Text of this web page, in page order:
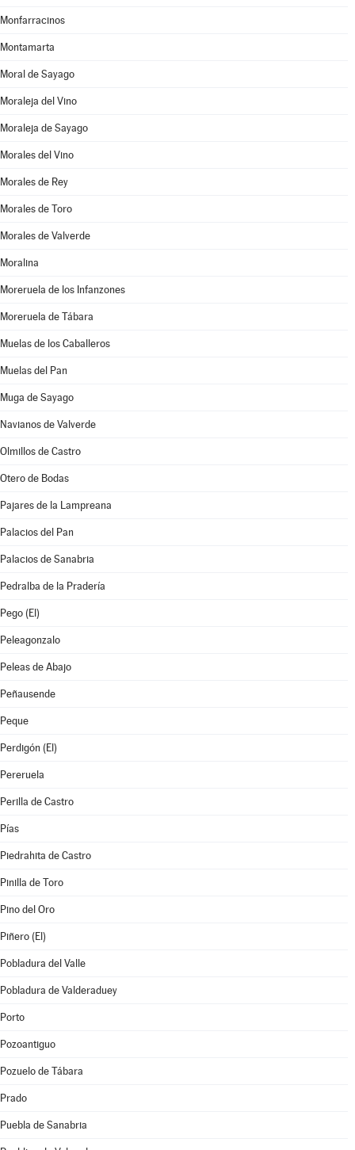
Monfarracinos
Montamarta
Moral de Sayago
Moraleja del Vino
Moraleja de Sayago
Morales del Vino
Morales de Rey
Morales de Toro
Morales de Valverde
Moralina
Moreruela de los Infanzones
Moreruela de Tábara
Muelas de los Caballeros
Muelas del Pan
Muga de Sayago
Navianos de Valverde
Olmillos de Castro
Otero de Bodas
Pajares de la Lampreana
Palacios del Pan
Palacios de Sanabria
Pedralba de la Pradería
Pego (El)
Peleagonzalo
Peleas de Abajo
Peñausende
Peque
Perdigón (El)
Pereruela
Perilla de Castro
Pías
Piedrahita de Castro
Pinilla de Toro
Pino del Oro
Piñero (El)
Pobladura del Valle
Pobladura de Valderaduey
Porto
Pozoantiguo
Pozuelo de Tábara
Prado
Puebla de Sanabria